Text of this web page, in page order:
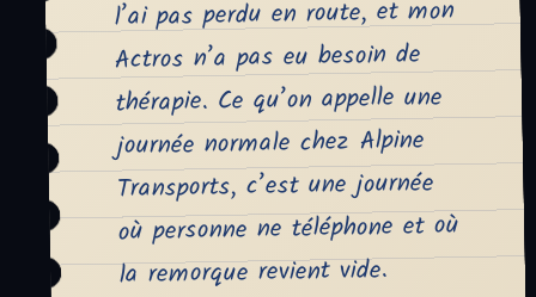
l’ai pas perdu en route, et mon
Actros n’a pas eu besoin de
thérapie. Ce qu’on appelle une
journée normale chez Alpine
Transports, c’est une journée
où personne ne téléphone et où
la remorque revient vide.